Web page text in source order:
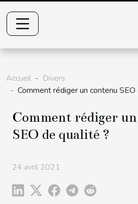
Accueil
Divers
Comment rédiger un contenu
Comment rédiger
SEO de qualité ?
24 avril 2021